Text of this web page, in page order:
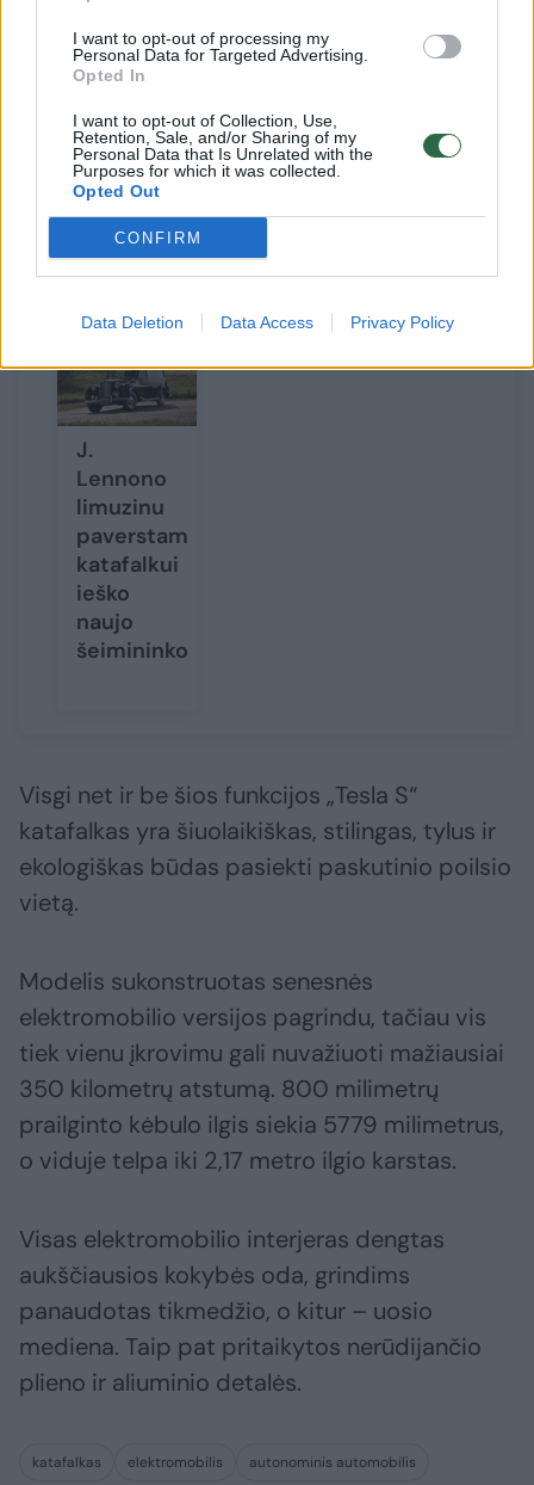
I want to opt-out of processing my
Personal Data for Targeted Advertising.
Opted In
I want to opt-out of Collection, Use,
Retention, Sale, and/or Sharing of my
Personal Data that Is Unrelated with the
Purposes for which it was collected.
Opted Out
CONFIRM
Data Deletion Data Access Privacy Policy
Daugiau nuotraukų (2)
Danų kompanija „RemetzCar“ modernų elektromobilį
pavertė stilingu katafalku.
Gamintojo nuotr.
Susiję straipsniai
J.
Lennono
limuzinu
paverstam
katafalkui
ieško
naujo
šeimininko
Visgi net ir be šios funkcijos „Tesla S“
katafalkas yra šiuolaikiškas, stilingas, tylus ir
ekologiškas būdas pasiekti paskutinio poilsio
vietą.
Modelis sukonstruotas senesnės
elektromobilio versijos pagrindu, tačiau vis
tiek vienu įkrovimu gali nuvažiuoti mažiausiai
350 kilometrų atstumą. 800 milimetrų
prailginto kėbulo ilgis siekia 5779 milimetrus,
o viduje telpa iki 2,17 metro ilgio karstas.
Visas elektromobilio interjeras dengtas
aukščiausios kokybės oda, grindims
panaudotas tikmedžio, o kitur – uosio
mediena. Taip pat pritaikytos nerūdijančio
plieno ir aliuminio detalės.
katafalkas elektromobilis autonominis automobilis